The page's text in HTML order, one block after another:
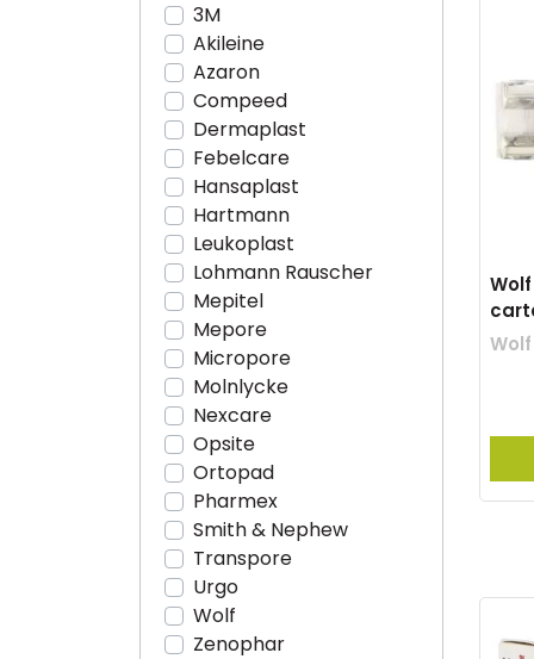
3M
Akileine
Azaron
Compeed
Dermaplast
Febelcare
Hansaplast
Hartmann
Leukoplast
Lohmann Rauscher
Mepitel
Mepore
Micropore
Molnlycke
Nexcare
Opsite
Ortopad
Pharmex
Smith & Nephew
Transpore
Urgo
Wolf
Zenophar